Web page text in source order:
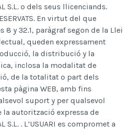
S.L. o dels seus llicenciands.
En virtut del que
8 y 32.1, paràgraf segon de la Llei
queden expressament
la distribució y la
inclosa la modalitat de
de la totalitat o part dels
pàgina WEB, amb fins
suport y per qualsevol
la autorització expressa de
S.L. . L’USUARI es compromet a